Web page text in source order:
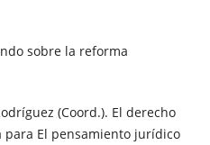
sobre la reforma
(Coord.). El derecho
para El pensamiento jurídico